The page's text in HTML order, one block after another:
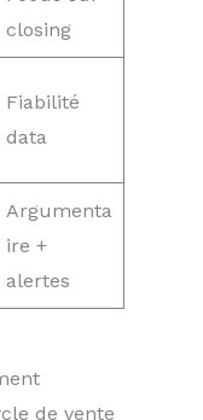
closing
Fiabilité
data
Argumenta
ire +
alertes
de vente